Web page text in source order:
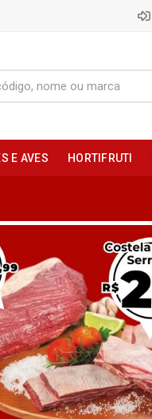
E AVES HORTIFRUTI